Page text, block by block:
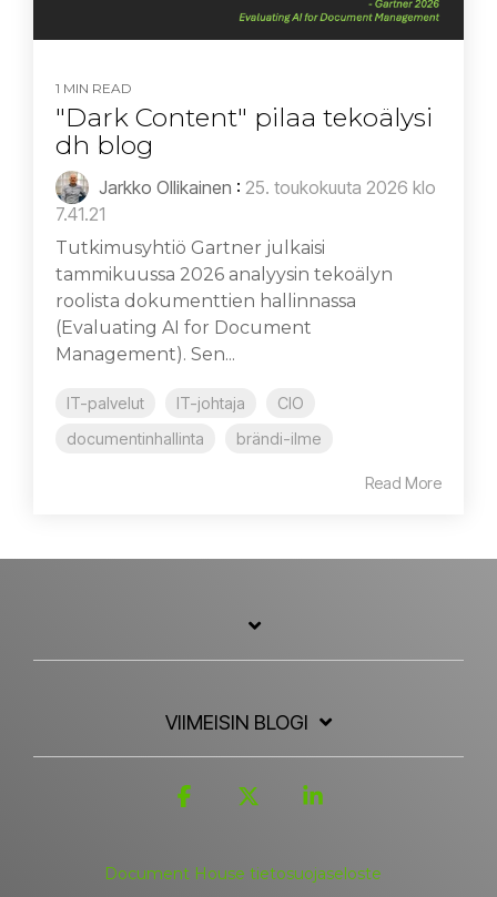
1 MIN READ
"Dark Content" pilaa tekoälysi
dh blog
Jarkko Ollikainen : 25. toukokuuta 2026 klo
7.41.21
Tutkimusyhtiö Gartner julkaisi
tammikuussa 2026 analyysin tekoälyn
roolista dokumenttien hallinnassa
(Evaluating AI for Document
Management). Sen...
IT-palvelut IT-johtaja
CIO
documentinhallinta
brändi-ilme
Read More
VIIMEISIN BLOGI
Document House tietosuojaseloste
Facebook